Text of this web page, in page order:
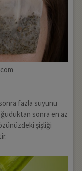
fazla suyunu
sonra en az
şişliği